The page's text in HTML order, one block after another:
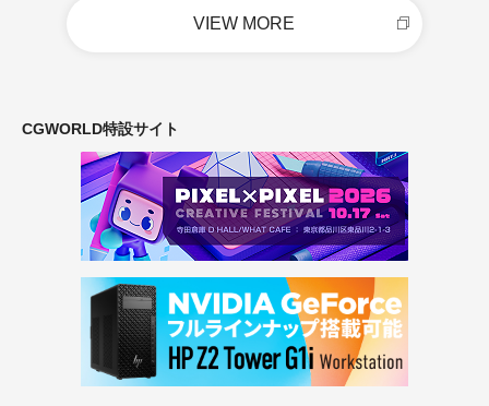
VIEW MORE
CGWORLD特設サイト